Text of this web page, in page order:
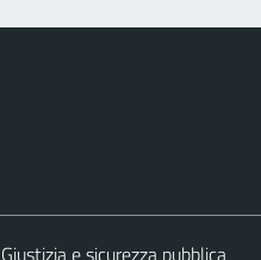
Giustizia e sicurezza pubblica